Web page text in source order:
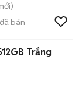
đã bán
Trắng